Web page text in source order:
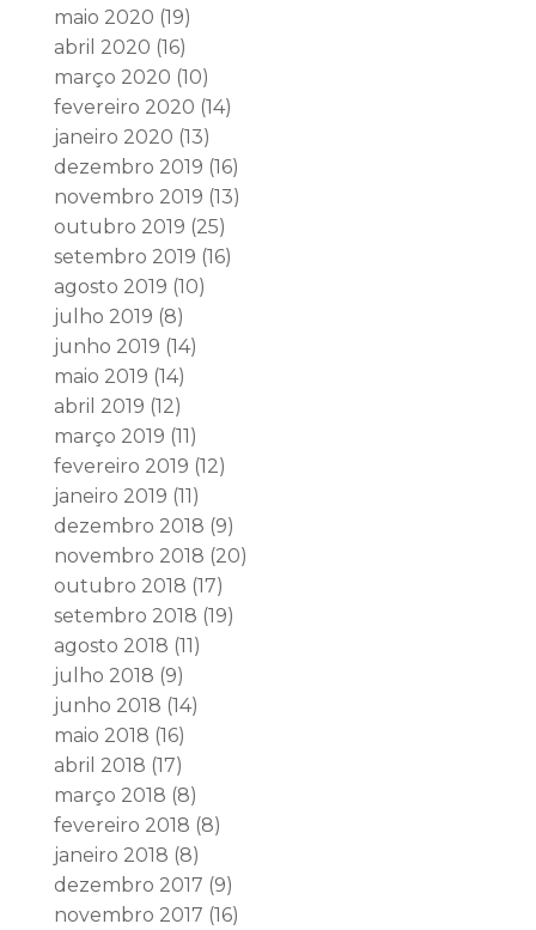
maio 2020 (19)
abril 2020 (16)
março 2020 (10)
fevereiro 2020 (14)
janeiro 2020 (13)
dezembro 2019 (16)
novembro 2019 (13)
outubro 2019 (25)
setembro 2019 (16)
agosto 2019 (10)
julho 2019 (8)
junho 2019 (14)
maio 2019 (14)
abril 2019 (12)
março 2019 (11)
fevereiro 2019 (12)
janeiro 2019 (11)
dezembro 2018 (9)
novembro 2018 (20)
outubro 2018 (17)
setembro 2018 (19)
agosto 2018 (11)
julho 2018 (9)
junho 2018 (14)
maio 2018 (16)
abril 2018 (17)
março 2018 (8)
fevereiro 2018 (8)
janeiro 2018 (8)
dezembro 2017 (9)
novembro 2017 (16)